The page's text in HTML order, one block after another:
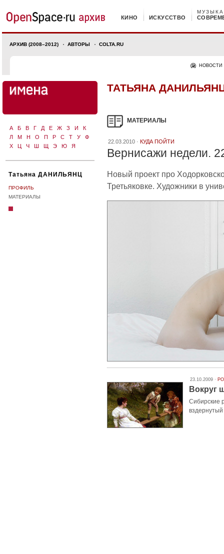
КИНО ИСКУССТВО
МУЗЫКА
АРХИВ (2008–2012) АВТОРЫ COLTA.RU
НОВОСТИ
А Б В Г Д Е Ж З И
К
Л
М Н О П Р С Т У
Ф
Х
Ц Ч Ш Щ Э Ю Я
Татьяна ДАНИЛЬЯНЦ
ПРОФИЛЬ
МАТЕРИАЛЫ
ТАТЬЯНА
МАТЕРИАЛЫ
22.03.2010 · КУДА ПОЙТИ
Вернисажи недели.
Новый проект про
Третьяковке. Художники в
23.10.2009 ·
Вокруг
Сибирские